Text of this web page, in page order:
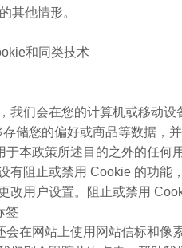
其他情形。
和同类技术
我们会在您的计算机或移动
储您的偏好或商品等数据，
于本政策所述目的之外的任何
有阻止或禁用 Cookie 的功
改用户设置。阻止或禁用
签
会在网站上使用网站信标和像